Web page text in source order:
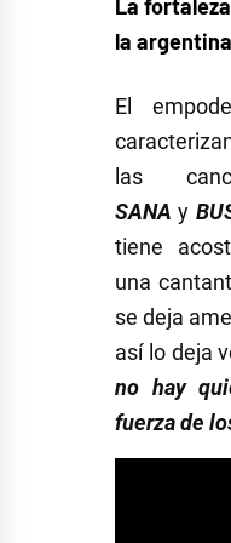
La
la argentina
El
las
SANA y
tiene
una
se deja
así lo deja
no hay
fuerza de